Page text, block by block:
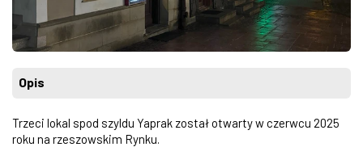
Opis
Trzeci lokal spod szyldu Yaprak został otwarty w czerwcu 2025
roku na rzeszowskim Rynku.